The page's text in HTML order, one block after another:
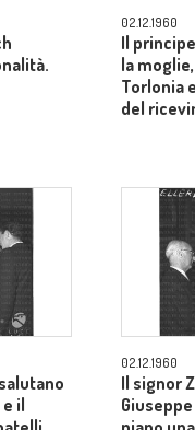
02.12.1960
Il
la
Torlonia
del
il
02.12.1960
Il signor